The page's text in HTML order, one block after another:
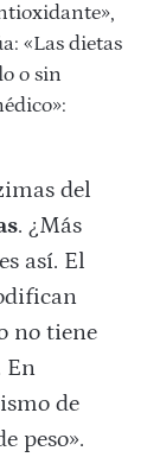
«Las dietas
o sin
del
. ¿Más
así. El
no tiene
En
de
peso».